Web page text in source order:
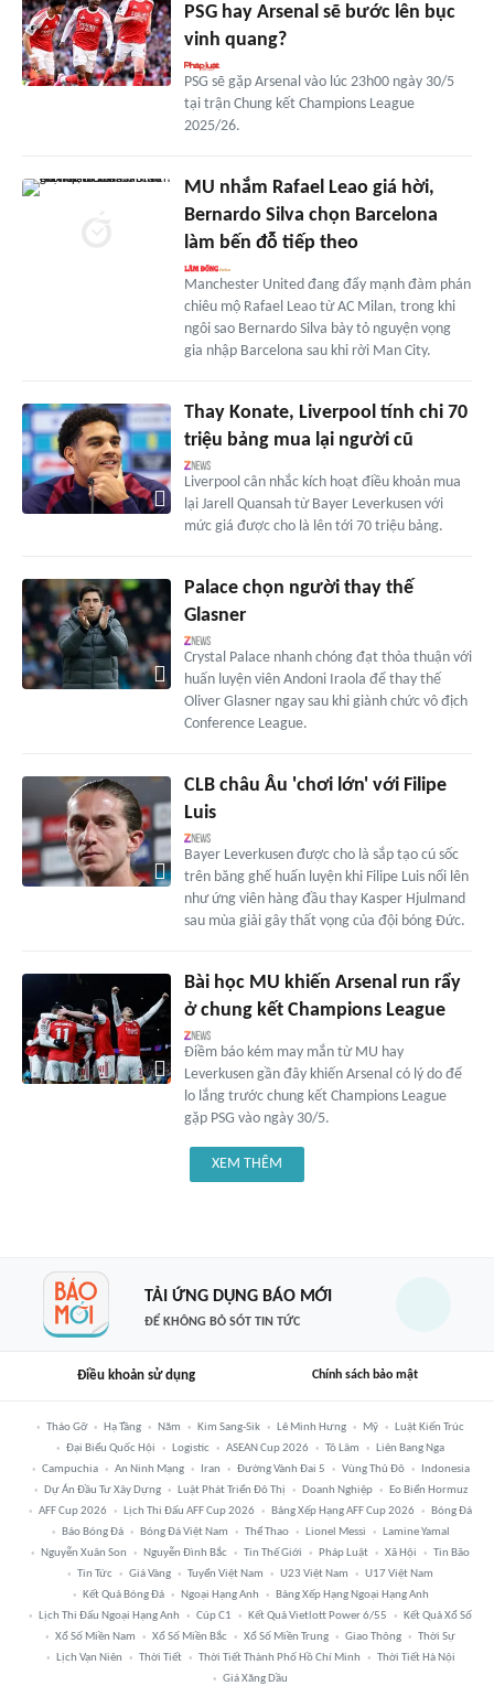
PSG hay Arsenal sẽ bước lên bục
vinh quang?
PSG sẽ gặp Arsenal vào lúc 23h00 ngày 30/5
tại trận Chung kết Champions League
2025/26.
MU nhắm Rafael Leao giá hời,
Bernardo Silva chọn Barcelona
làm bến đỗ tiếp theo
Manchester United đang đẩy mạnh đàm phán
chiêu mộ Rafael Leao từ AC Milan, trong khi
ngôi sao Bernardo Silva bày tỏ nguyện vọng
gia nhập Barcelona sau khi rời Man City.
Thay Konate, Liverpool tính chi 70
triệu bảng mua lại người cũ
Liverpool cân nhắc kích hoạt điều khoản mua
lại Jarell Quansah từ Bayer Leverkusen với
mức giá được cho là lên tới 70 triệu bảng.
Palace chọn người thay thế
Glasner
Crystal Palace nhanh chóng đạt thỏa thuận với
huấn luyện viên Andoni Iraola để thay thế
Oliver Glasner ngay sau khi giành chức vô địch
Conference League.
CLB châu Âu 'chơi lớn' với Filipe
Luis
Bayer Leverkusen được cho là sắp tạo cú sốc
trên băng ghế huấn luyện khi Filipe Luis nổi lên
như ứng viên hàng đầu thay Kasper Hjulmand
sau mùa giải gây thất vọng của đội bóng Đức.
Bài học MU khiến Arsenal run rẩy
ở chung kết Champions League
Điềm báo kém may mắn từ MU hay
Leverkusen gần đây khiến Arsenal có lý do để
lo lắng trước chung kết Champions League
gặp PSG vào ngày 30/5.
XEM THÊM
TẢI ỨNG DỤNG BÁO MỚI
ĐỂ KHÔNG BỎ SÓT TIN TỨC
Điều khoản sử dụng Chính sách bảo mật
Tháo Gỡ Hạ Tầng Năm Kim Sang-Sik Lê Minh Hưng Mỹ
Luật Kiến Trúc
Đại Biểu Quốc Hội
Logistic ASEAN Cup 2026 Tô Lâm
Liên Bang Nga
Campuchia
An Ninh Mạng Iran Đường Vành Đai 5 Vùng Thủ Đô
Indonesia
Dự Án Đầu Tư Xây Dựng
Luật Phát Triển Đô Thị Doanh Nghiệp
Eo Biển Hormuz
AFF Cup 2026
Lịch Thi Đấu AFF Cup 2026 Bảng Xếp Hạng AFF Cup 2026
Bóng Đá
Báo Bóng Đá
Bóng Đá Việt Nam Thể Thao Lionel Messi
Lamine Yamal
Nguyễn Xuân Son
Nguyễn Đình Bắc Tin Thế Giới Pháp Luật Xã Hội
Tin Bão
Tin Tức
Giá Vàng Tuyển Việt Nam U23 Việt Nam
U17 Việt Nam
Kết Quả Bóng Đá
Ngoại Hạng Anh
Bảng Xếp Hạng Ngoại Hạng Anh
Lịch Thi Đấu Ngoại Hạng Anh
Cúp C1 Kết Quả Vietlott Power 6/55
Kết Quả Xổ Số
Xổ Số Miền Nam
Xổ Số Miền Bắc Xổ Số Miền Trung Giao Thông
Thời Sự
Lịch Vạn Niên
Thời Tiết Thời Tiết Thành Phố Hồ Chí Minh
Thời Tiết Hà Nội
Giá Xăng Dầu